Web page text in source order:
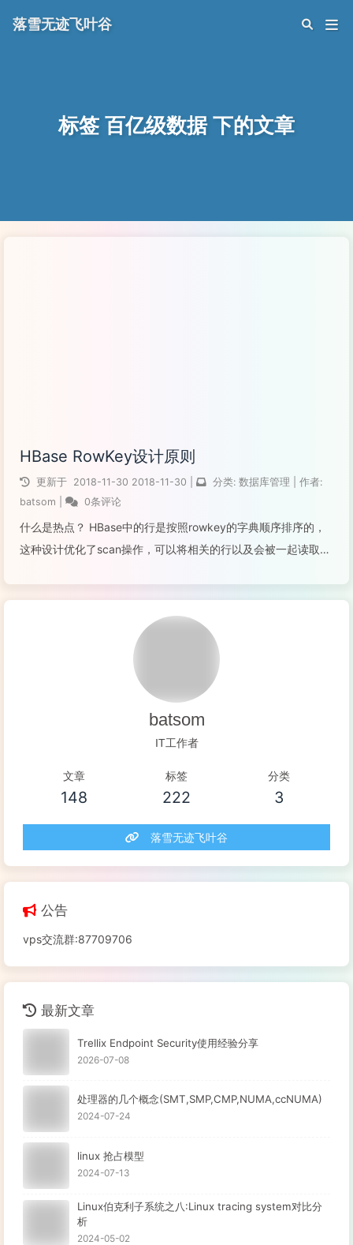
标签 百亿级数据 下的文章
落雪无迹飞叶谷
HBase RowKey设计原则
更新于 2018-11-30 2018-11-30 分类: 数据库管理
作者:
batsom
0条评论
什么是热点？ HBase中的行是按照rowkey的字典顺序排序的，
这种设计优化了scan操作，可以将相关的行以及会被一起读取的
batsom
IT工作者
文章
148
标签
222
分类
3
落雪无迹飞叶谷
公告
vps交流群:87709706
最新文章
Trellix Endpoint Security使用经验分享
2026-07-08
处理器的几个概念(SMT,SMP,CMP,NUMA,ccNUMA)
2024-07-24
linux 抢占模型
2024-07-13
Linux伯克利子系统之八:Linux tracing system对比分
析
2024-05-02